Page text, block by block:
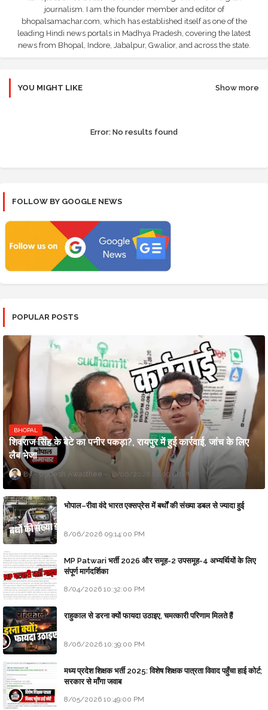
journalism. I am the founder member and editor of
bhopalsamachar.com, which has established itself as one of the
leading Hindi news portals in Madhya Pradesh, covering the latest
news from Bhopal, Indore, Jabalpur, Gwalior, and across the state.
YOU MIGHT LIKE Show more
Error: No results found
FOLLOW BY GOOGLE NEWS
POPULAR POSTS
BHOPAL
शिवराज सिंह के बेटे का पनीर पकड़ा?, रायपुर में हुई कार्रवाई, जांच के लिए
लैब भेजा
Updesh Awasthee 8/06/2026 10:09:00 PM
भोपाल–रीवा वंदे भारत एक्सप्रेस में बर्थों की संख्या डबल से ज्यादा हुई
8/06/2026 09:14:00 PM
MP Patwari भर्ती 2026 और समूह-2 उपसमूह-4 अभ्यर्थियों के लिए
संपूर्ण मार्गदर्शिका
8/04/2026 10:32:00 PM
राहुकाल से डरना क्यों फायदा उठाइए, चमत्कारी परिणाम मिलते हैं
8/06/2026 10:39:00 PM
मध्य प्रदेश शिक्षक भर्ती 2025: विशेष शिक्षक पात्रता विवाद पहुँचा हाई कोर्ट;
सरकार से माँगा जवाब
8/05/2026 10:49:00 PM